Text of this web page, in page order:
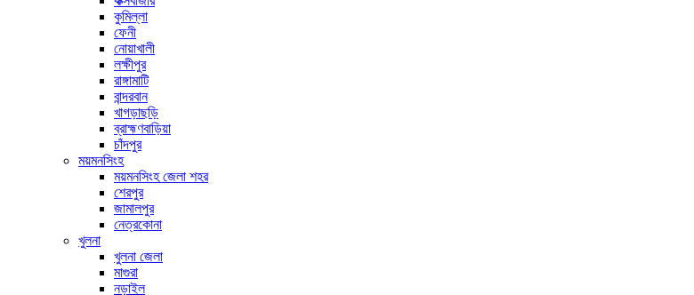
কুমিল্লা
ফেনী
নোয়াখালী
লক্ষীপুর
রাঙ্গামাটি
বান্দরবান
খাগড়াছড়ি
ব্রাহ্মণবাড়িয়া
চাঁদপুর
ময়মনসিংহ
ময়মনসিংহ জেলা শহর
শেরপুর
জামালপুর
নেত্রকোনা
খুলনা
খুলনা জেলা
মাগুরা
নড়াইল